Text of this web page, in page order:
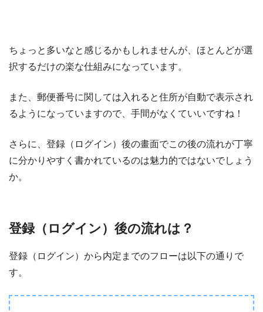
ちょっと多いなと感じるかもしれませんが、ほとんどが選
択するだけの楽な仕組みになっています。
また、郵便番号に関しては入れると住所が自動で表示され
るようになっていますので、手間がなくていいですね！
さらに、登録（ログイン）後の畫面でこの後の流れが丁寧
に分かりやすく書かれているのは魅力的ではないでしょう
か。
登録（ログイン）後の流れは？
登録（ログイン）から内定までのフローは以下の通りで
す。